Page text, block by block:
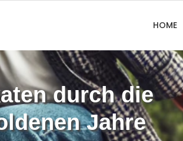
HOME
durch die
Jahre